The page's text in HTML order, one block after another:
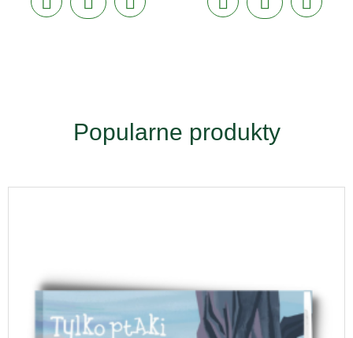
Popularne produkty